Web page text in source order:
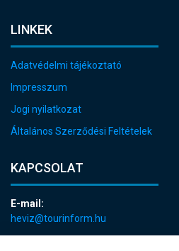
LINKEK
Adatvédelmi tájékoztató
Impresszum
Jogi nyilatkozat
Általános Szerződési Feltételek
KAPCSOLAT
E-mail:
heviz@tourinform.hu